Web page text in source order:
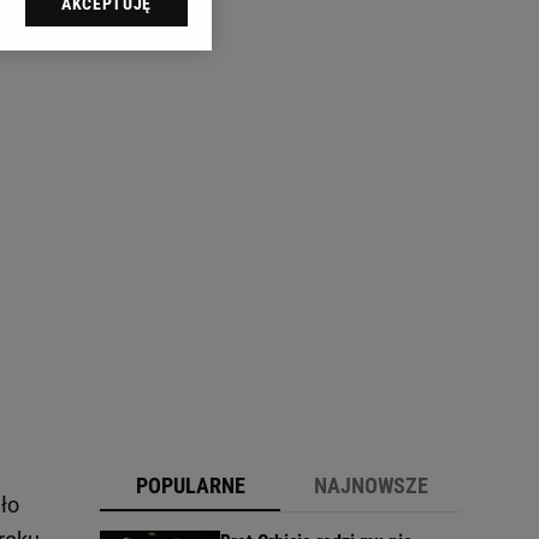
POPULARNE NAJNOWSZE
sp. z o.o., jej
swoje preferencje
celów identyfikacji.
reklam i treści,